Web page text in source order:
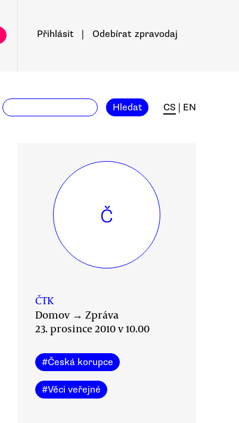
Přihlásit Odebírat zpravodaj
Hledat CS EN
Č
ČTK
Domov → Zpráva
23. prosince 2010 v 10.00
#Česká korupce
#Věci veřejné